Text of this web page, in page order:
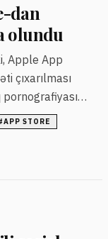
dan
olundu
Apple App
çıxarılması
qarşı
APP STORE